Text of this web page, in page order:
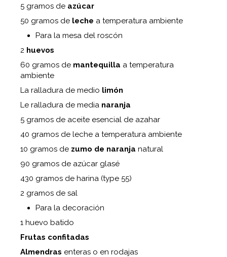
5 gramos de azúcar
50 gramos de leche a temperatura ambiente
Para la mesa del roscón
2 huevos
60 gramos de mantequilla a temperatura
ambiente
La ralladura de medio limón
Le ralladura de media naranja
5 gramos de aceite esencial de azahar
40 gramos de leche a temperatura ambiente
10 gramos de zumo de naranja natural
90 gramos de azúcar glasé
430 gramos de harina (type 55)
2 gramos de sal
Para la decoración
1 huevo batido
Frutas confitadas
Almendras enteras o en rodajas